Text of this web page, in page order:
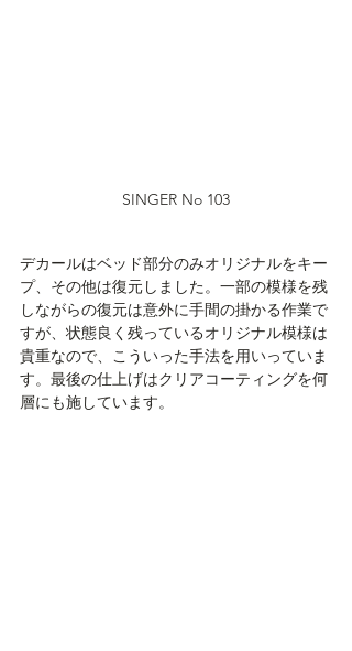
SINGER No 103
デカールはベッド部分のみオリジナルをキー
プ、その他は復元しました。一部の模様を残
しながらの復元は意外に手間の掛かる作業で
すが、状態良く残っているオリジナル模様は
貴重なので、こういった手法を用いっていま
す。最後の仕上げはクリアコーティングを何
層にも施しています。